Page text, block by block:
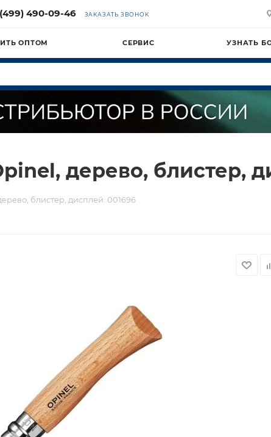
490-09-46 ЗАКАЗАТЬ ЗВОНОК
ОПТОМ СЕРВИС УЗНАТЬ
дерево, блистер,
блистер, дисплей. 001696